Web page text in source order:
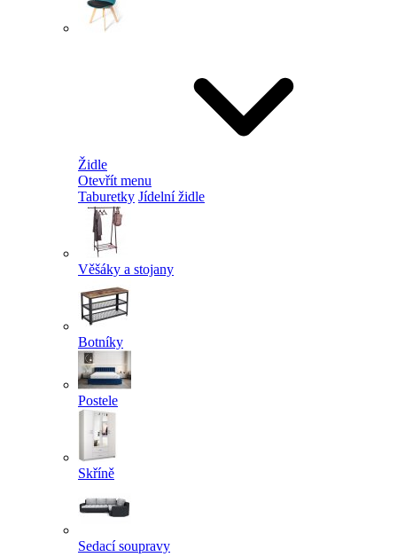
Židle
Otevřít menu
Taburetky Jídelní židle
Věšáky a stojany
Botníky
Postele
Skříně
Sedací soupravy